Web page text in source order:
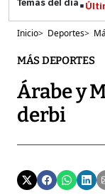
Inicio> Deportes>
MÁS DEPORTES
Árabe y
derbi